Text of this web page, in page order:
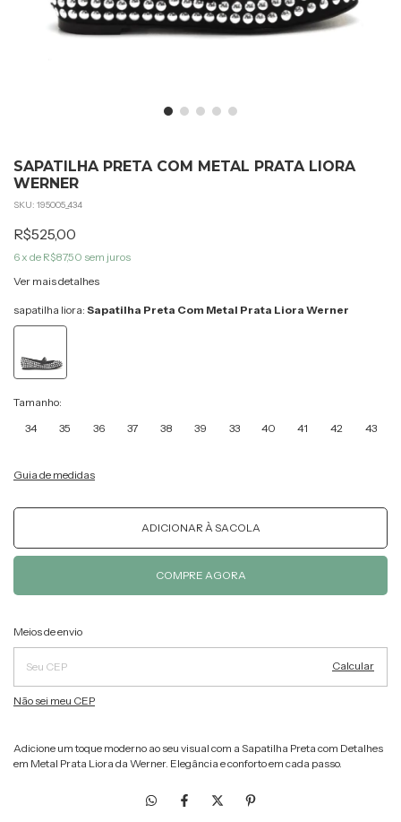
SAPATILHA PRETA COM METAL PRATA LIORA
WERNER
SKU: 195005_434
R$525,00
6 x de R$87,50 sem juros
Ver mais detalhes
sapatilha liora: Sapatilha Preta Com Metal Prata Liora Werner
Tamanho:
34
35 36 37 38 39 33 40 41 42 43
Guia de medidas
Entregas para o CEP:
Meios de envio
Calcular
Não sei meu CEP
Adicione um toque moderno ao seu visual com a Sapatilha Preta com Detalhes
em Metal Prata Liora da Werner. Elegância e conforto em cada passo.